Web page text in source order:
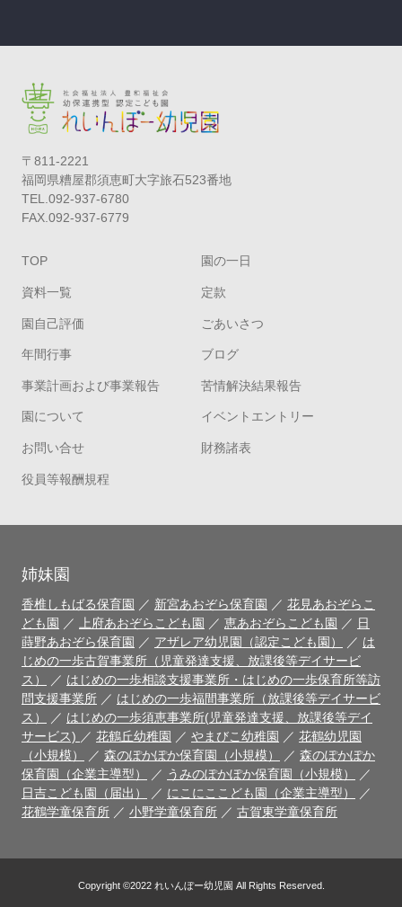
〒811-2221
福岡県糟屋郡須恵町大字旅石523番地
TEL.092-937-6780
FAX.092-937-6779
TOP 園の一日
資料一覧 定款
園自己評価 ごあいさつ
年間行事 ブログ
事業計画および事業報告 苦情解決結果報告
園について イベントエントリー
お問い合せ 財務諸表
役員等報酬規程
姉妹園
香椎しもばる保育園 ／ 新宮あおぞら保育園 ／ 花見あおぞらこ
ども園 ／ 上府あおぞらこども園 ／ 恵あおぞらこども園 ／ 日
蒔野あおぞら保育園 ／ アザレア幼児園（認定こども園） ／ は
じめの一歩古賀事業所（児童発達支援、放課後等デイサービ
ス）
／ はじめの一歩相談支援事業所・はじめの一歩保育所等訪
問支援事業所 ／ はじめの一歩福間事業所（放課後等デイサービ
ス）
／ はじめの一歩須恵事業所(児童発達支援、放課後等デイ
サービス) ／ 花鶴丘幼稚園 ／ やまびこ幼稚園 ／ 花鶴幼児園
（小規模）
／ 森のぽかぽか保育園（小規模） ／ 森のぽかぽか
保育園（企業主導型）
／ うみのぽかぽか保育園（小規模）
／
日吉こども園（届出）
／ にこにここども園（企業主導型）
／
花鶴学童保育所 ／ 小野学童保育所 ／ 古賀東学童保育所
Copyright ©2022 れいんぼー幼児園 All Rights Reserved.